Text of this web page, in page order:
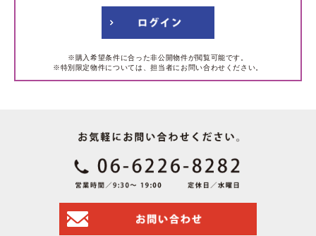
※購入希望条件に合った非公開物件が閲覧可能です。
※特別限定物件については、担当者にお問い合わせください。